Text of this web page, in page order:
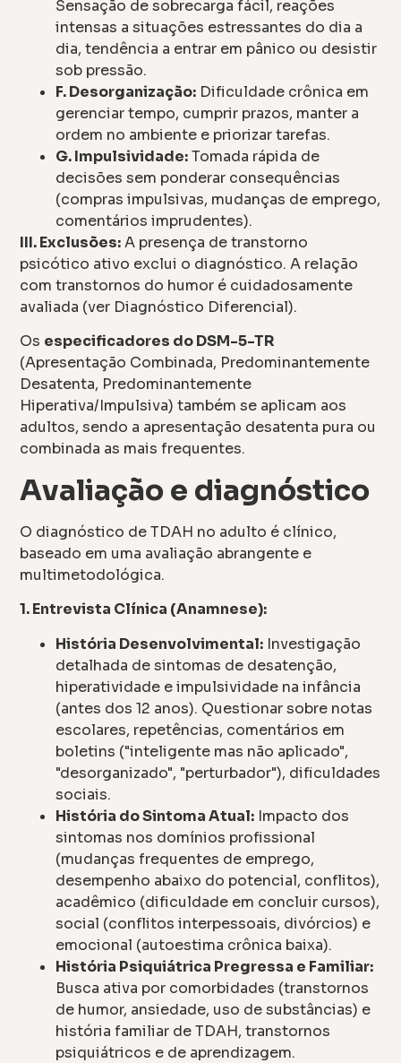
Sensação de sobrecarga fácil, reações
intensas a situações estressantes do dia a
dia, tendência a entrar em pânico ou desistir
sob pressão.
F. Desorganização: Dificuldade crônica em
gerenciar tempo, cumprir prazos, manter a
ordem no ambiente e priorizar tarefas.
G. Impulsividade:Tomada rápida de
decisões sem ponderar consequências
(compras impulsivas, mudanças de emprego,
comentários imprudentes).
III. Exclusões:A presença de transtorno
psicótico ativo exclui o diagnóstico. A relação
com transtornos do humor é cuidadosamente
avaliada (ver Diagnóstico Diferencial).
Os especificadores do DSM-5-TR
(Apresentação Combinada, Predominantemente
Desatenta, Predominantemente
Hiperativa/Impulsiva) também se aplicam aos
adultos, sendo a apresentação desatenta pura ou
combinada as mais frequentes.
Avaliação e diagnóstico
O diagnóstico de TDAH no adulto é clínico,
baseado em uma avaliação abrangente e
multimetodológica.
1. Entrevista Clínica (Anamnese):
História Desenvolvimental: Investigação
detalhada de sintomas de desatenção,
hiperatividade e impulsividade na infância
(antes dos 12 anos). Questionar sobre notas
escolares, repetências, comentários em
boletins ("inteligente mas não aplicado",
"desorganizado", "perturbador"), dificuldades
sociais.
História do Sintoma Atual: Impacto dos
sintomas nos domínios profissional
(mudanças frequentes de emprego,
desempenho abaixo do potencial, conflitos),
acadêmico (dificuldade em concluir cursos),
social (conflitos interpessoais, divórcios) e
emocional (autoestima crônica baixa).
História Psiquiátrica Pregressa e Familiar:
Busca ativa por comorbidades (transtornos
de humor, ansiedade, uso de substâncias) e
história familiar de TDAH, transtornos
psiquiátricos e de aprendizagem.